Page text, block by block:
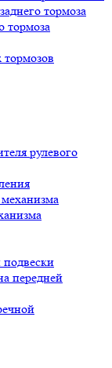
тормоза
тормоза
рулевого
передней